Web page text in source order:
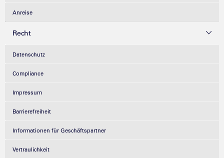
Anreise
Recht
Datenschutz
Compliance
Impressum
Barrierefreiheit
Informationen für Geschäftspartner
Vertraulichkeit